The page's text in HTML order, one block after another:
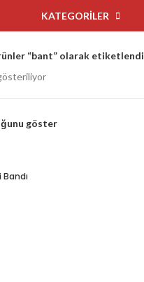
KATEGORILER
“bant” olarak etiketlendi
göster
Bandı